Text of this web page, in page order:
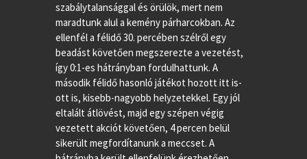
szabálytalansággal és örülök, mert nem
maradtunk alul a kemény párharcokban. Az
ellenfél a félidő 30. percében szélről egy
beadást követően megszerezte a vezetést,
így 0:1-es hátrányban fordulhattunk. A
második félidő hasonló játékot hozott itt is-
ott is, kisebb-nagyobb helyzetekkel. Egy jól
eltalált átlövést, majd egy szépen végig
vezetett akciót követően, 4 percen belül
sikerült megfordítanunk a meccset. A